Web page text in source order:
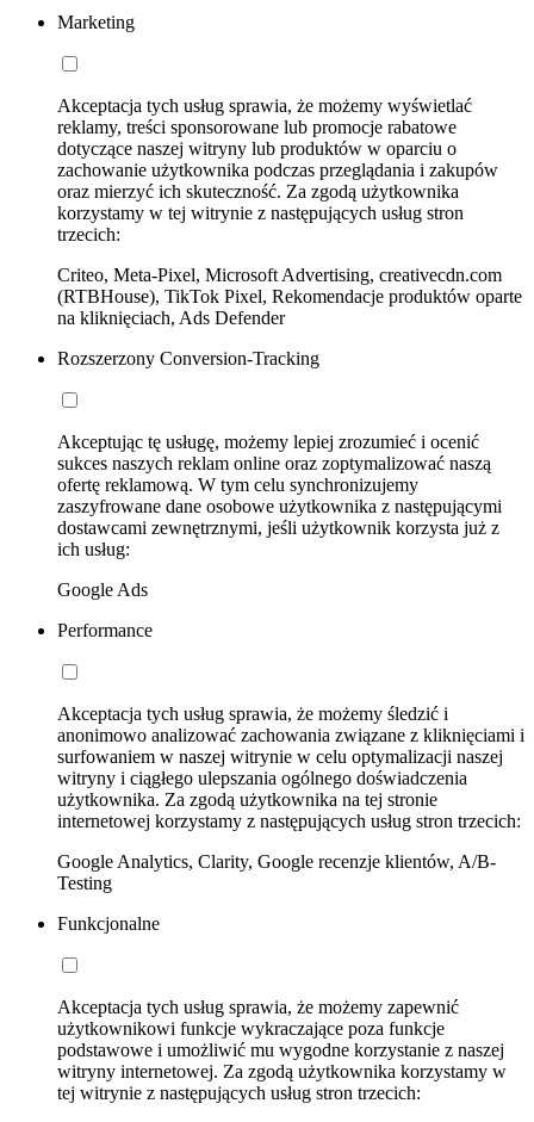
Marketing
Akceptacja tych usług sprawia, że możemy wyświetlać
reklamy, treści sponsorowane lub promocje rabatowe
dotyczące naszej witryny lub produktów w oparciu o
zachowanie użytkownika podczas przeglądania i zakupów
oraz mierzyć ich skuteczność. Za zgodą użytkownika
korzystamy w tej witrynie z następujących usług stron
trzecich:
Criteo, Meta-Pixel, Microsoft Advertising, creativecdn.com
(RTBHouse), TikTok Pixel, Rekomendacje produktów oparte
na kliknięciach, Ads Defender
Rozszerzony Conversion-Tracking
Akceptując tę usługę, możemy lepiej zrozumieć i ocenić
sukces naszych reklam online oraz zoptymalizować naszą
ofertę reklamową. W tym celu synchronizujemy
zaszyfrowane dane osobowe użytkownika z następującymi
dostawcami zewnętrznymi, jeśli użytkownik korzysta już z
ich usług:
Google Ads
Performance
Akceptacja tych usług sprawia, że możemy śledzić i
anonimowo analizować zachowania związane z kliknięciami i
surfowaniem w naszej witrynie w celu optymalizacji naszej
witryny i ciągłego ulepszania ogólnego doświadczenia
użytkownika. Za zgodą użytkownika na tej stronie
internetowej korzystamy z następujących usług stron trzecich:
Google Analytics, Clarity, Google recenzje klientów, A/B-
Testing
Funkcjonalne
Akceptacja tych usług sprawia, że możemy zapewnić
użytkownikowi funkcje wykraczające poza funkcje
podstawowe i umożliwić mu wygodne korzystanie z naszej
witryny internetowej. Za zgodą użytkownika korzystamy w
tej witrynie z następujących usług stron trzecich: